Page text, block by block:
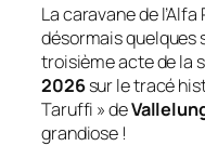
La caravane de
désormais quelques
troisième acte de la
2026sur le tracé
Taruffi » de
grandiose !